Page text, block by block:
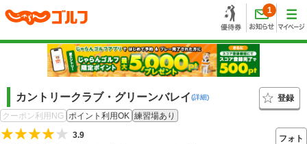
1
カントリークラブ・グリーンバレイ(詳細)
登録
クーポン利用NG ポイント利用OK 練習場あり
3.9
フォト